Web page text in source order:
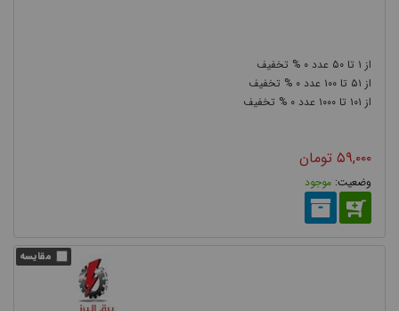
۱ ۵۰
۰
۵۱
۱۰۰
۰
۱۰۱
۱۰۰۰ ۰
۵۹,۰۰۰ تومان
موجود